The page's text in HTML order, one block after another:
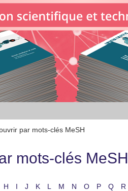
par mots-clés MeSH
mots-clés MeSH
H I J K L M N O P Q R